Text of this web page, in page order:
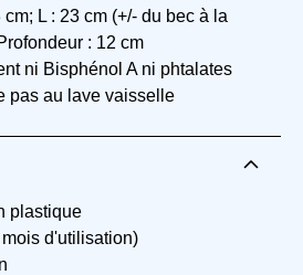
L : 23 cm (+/- du bec à la
: 12 cm
ni Bisphénol A ni phtalates
pas au lave vaisselle
plastique
d'utilisation)